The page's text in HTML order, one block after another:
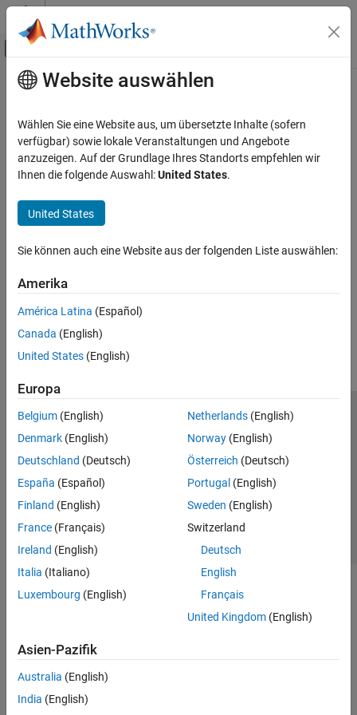
Weiter zum Inhalt
Umschaltung für Off-Canvas-
Startseite der Dokumentation
Hauptinhalt
How useful was this information?
Website auswählen
Wählen Sie eine Website aus, um übersetzte Inhalte (sofern
verfügbar) sowie lokale Veranstaltungen und Angebote
anzuzeigen. Auf der Grundlage Ihres Standorts empfehlen wir
Ihnen die folgende Auswahl:United States.
United States
Sie können auch eine Website aus der folgenden Liste auswählen:
Amerika
América Latina (Español)
Canada (English)
United States (English)
Europa
Belgium (English)
Denmark (English)
Deutschland (Deutsch)
España (Español)
Finland (English)
France (Français)
Ireland (English)
Italia (Italiano)
Luxembourg (English)
Netherlands(English)
Norway(English)
Österreich (Deutsch)
Portugal (English)
Sweden (English)
Switzerland
Deutsch
English
Français
United Kingdom(English)
Asien-Pazifik
Australia (English)
India (English)
Trust Center
Datenschutz-Richtlinien
Datendiebstahl verhindern
Status von Anwendungen
© 1994-2026 The MathWorks, Inc.
Website auswählen
Deutschland